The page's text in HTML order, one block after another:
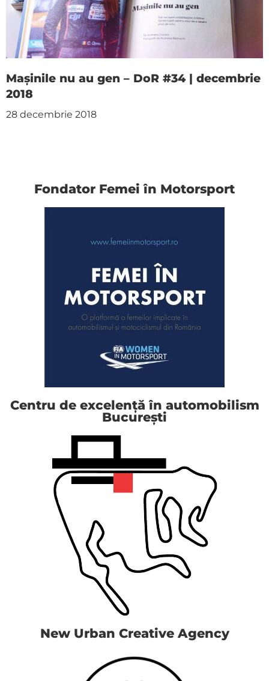
Mașinile nu au gen – DoR #34 | decembrie
2018
28 decembrie 2018
Fondator Femei în Motorsport
Centru de excelență în automobilism
București
New Urban Creative Agency